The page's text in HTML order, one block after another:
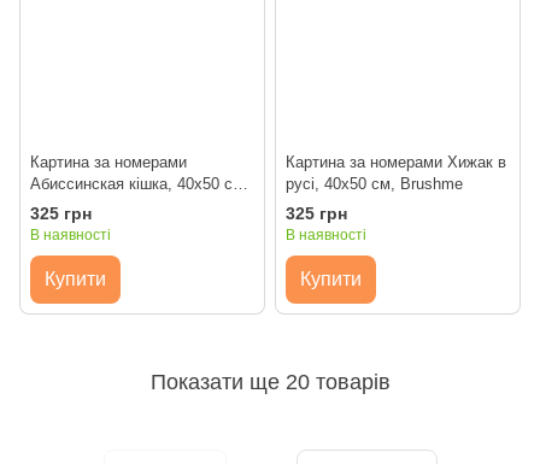
Картина за номерами
Абиссинская кішка, 40x50 см,
Brushme
325 грн
В наявності
Купити
Картина за номерами Хижак в
русі, 40x50 см, Brushme
325 грн
В наявності
Купити
Показати ще 20 товарів